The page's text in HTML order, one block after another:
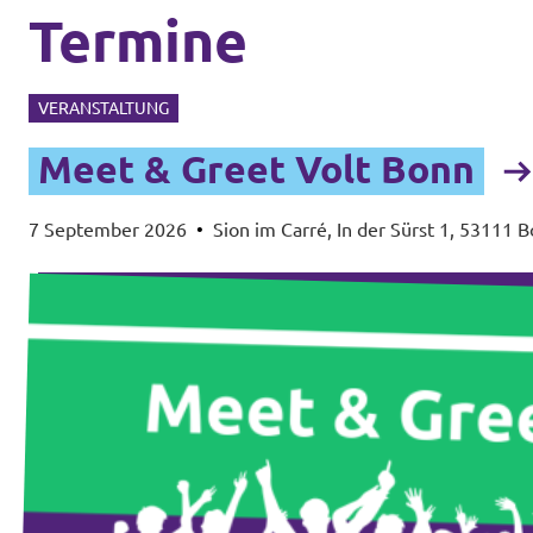
Termine
VERANSTALTUNG
Meet & Greet Volt Bonn
7 September 2026 • Sion im Carré, In der Sürst 1, 53111